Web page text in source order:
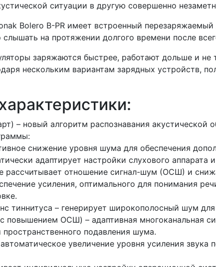
ситуации в другую совершенно
Bolero B-PR имеет встроенный
на протяжении долгого времени после
заряжаются быстрее, работают дольше и не
нескольким вариантам зарядных устройств,
– новый алгоритм распознавания акустической
снижение уровня шума для обеспечения
адаптирует настройки слухового
рассчитывает отношение сигнал-шум (ОСШ) и
усиления, оптимального для понимания
тиннитуса – генерирует широкополосный шум
повышением ОСШ) – адаптивная многоканальная
подавления шума.
увеличение уровня усиления